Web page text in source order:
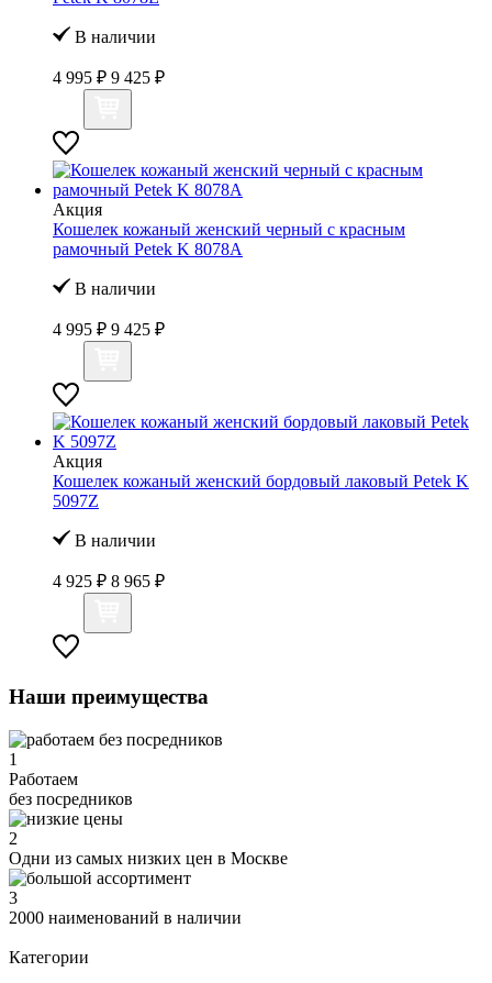
В наличии
4 995 ₽ 9 425 ₽
Акция
Кошелек кожаный женский черный с красным
рамочный Petek K 8078А
В наличии
4 995 ₽ 9 425 ₽
Акция
Кошелек кожаный женский бордовый лаковый Petek K
5097Z
В наличии
4 925 ₽ 8 965 ₽
Наши преимущества
1
Работаем
без посредников
2
Одни из самых низких цен в Москве
3
2000 наименований в наличии
Категории